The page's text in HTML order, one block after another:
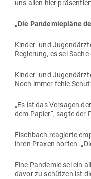
uns allen hier
„Die Pan­de­mie­pläne
Kinder- und
Regierung, es sei
Kinder- und
Noch immer fehle
„Es ist das Ver­sagen
dem Papier“, sagte der
Fischbach reagierte
ihren Praxen horten.
Eine Pan­demie sei ein
davor zu schützen ist